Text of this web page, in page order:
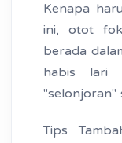
Kenapa
ini, otot
berada
habis lari
"selonjoran"
Tips